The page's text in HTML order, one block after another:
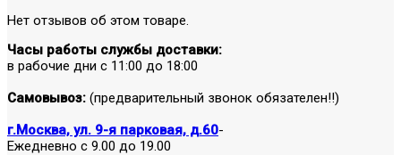
Нет отзывов об этом товаре.
Часы работы службы доставки:
в рабочие дни с 11:00 до 18:00
Самовывоз: (предварительный звонок обязателен!!)
г.Москва, ул. 9-я парковая, д.60-
Ежедневно с 9.00 до 19.00